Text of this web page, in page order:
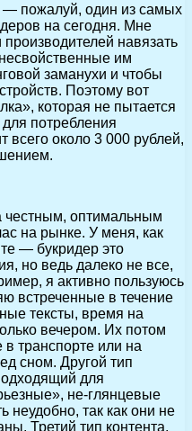
— пожалуй, один из самых
на сегодня. Мне
навязать
им
заманухи и чтобы
Поэтому вот
которая не пытается
потребления
всего около 3 000 рублей,
честным, оптимальным
на рынке. У меня, как
— букридер это
но ведь далеко не все,
я активно пользуюсь
встреченные в течение
тексты, время на
вечером. Их потом
транспорте или на
сном. Другой тип
для
не-глянцевые
неудобно, так как они не
Третий тип контента,